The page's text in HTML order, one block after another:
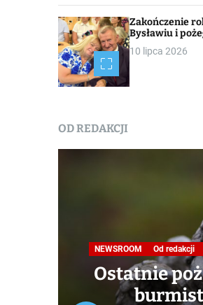
Zakończenie
Bysławiu i
10 lipca 2026
OD REDAKCJI
NEWSROOM Od redakcji
Ostatnie